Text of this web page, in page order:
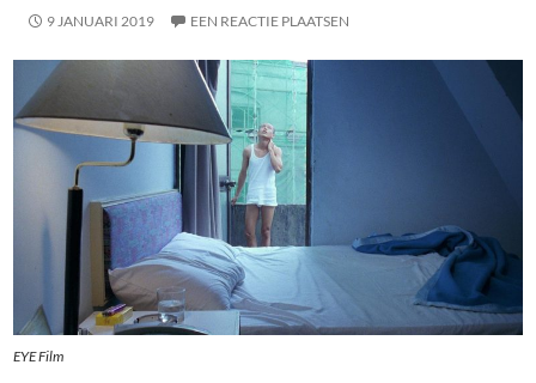
9 JANUARI 2019 EEN REACTIE PLAATSEN
EYE Film